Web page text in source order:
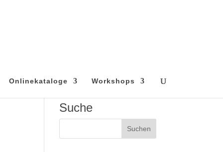
Onlinekataloge Workshops
Suche